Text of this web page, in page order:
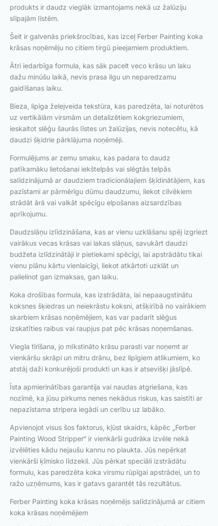
produkts ir daudz vieglāk izmantojams nekā uz žalūziju
slīpajām līstēm.
Šeit ir galvenās priekšrocības, kas izceļ Ferber Painting koka
krāsas noņēmēju no citiem tirgū pieejamiem produktiem.
Ātri iedarbīga formula, kas sāk pacelt veco krāsu un laku
dažu minūšu laikā, nevis prasa ilgu un neparedzamu
gaidīšanas laiku.
Bieza, lipīga želejveida tekstūra, kas paredzēta, lai noturētos
uz vertikālām virsmām un detalizētiem kokgriezumiem,
ieskaitot slēģu šaurās līstes un žalūzijas, nevis notecētu, kā
daudzi šķidrie pārklājuma noņēmēji.
Formulējums ar zemu smaku, kas padara to daudz
patīkamāku lietošanai iekštelpās vai slēgtās telpās
salīdzinājumā ar daudziem tradicionālajiem šķīdinātājiem, kas
pazīstami ar pārmērīgu dūmu daudzumu, liekot cilvēkiem
strādāt ārā vai valkāt spēcīgu elpošanas aizsardzības
aprīkojumu.
Daudzslāņu izlīdzināšana, kas ar vienu uzklāšanu spēj izgriezt
vairākus vecas krāsas vai lakas slāņus, savukārt daudzi
budžeta izlīdzinātāji ir pietiekami spēcīgi, lai apstrādātu tikai
vienu plānu kārtu vienlaicīgi, liekot atkārtoti uzklāt un
palielinot gan izmaksas, gan laiku.
Koka drošības formula, kas izstrādāta, lai nepaaugstinātu
koksnes šķiedras un neiekrāstu koksni, atšķirībā no vairākiem
skarbiem krāsas noņēmējiem, kas var padarīt slēģus
izskatīties raibus vai raupjus pat pēc krāsas noņemšanas.
Viegla tīrīšana, jo mīkstināto krāsu parasti var noņemt ar
vienkāršu skrāpi un mitru drānu, bez lipīgiem atlikumiem, ko
atstāj daži konkurējoši produkti un kas ir atsevišķi jāslīpē.
Īsta apmierinātības garantija vai naudas atgriešana, kas
nozīmē, ka jūsu pirkums nenes nekādus riskus, kas saistīti ar
nepazīstama stripera iegādi un cerību uz labāko.
Apvienojot visus šos faktorus, kļūst skaidrs, kāpēc „Ferber
Painting Wood Stripper“ ir vienkārši gudrāka izvēle nekā
izvēlēties kādu nejaušu kannu no plaukta. Jūs nepērkat
vienkārši ķīmisko līdzekli. Jūs pērkat speciāli izstrādātu
formulu, kas paredzēta koka virsmu rūpīgai apstrādei, un to
ražo uzņēmums, kas ir gatavs garantēt tās rezultātus.
Ferber Painting koka krāsas noņēmējs salīdzinājumā ar citiem
koka krāsas noņēmējiem